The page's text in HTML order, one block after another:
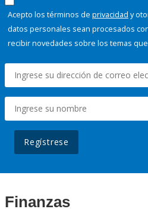
Acepto los términos de privacidad y
datos personales sean procesados
recibir novedades sobre los temas
Regístrese
Finanzas